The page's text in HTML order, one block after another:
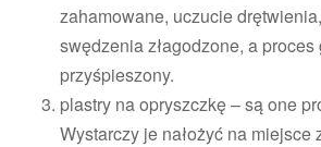
zahamowane, uczucie
swędzenia złagodzone, a
przyśpieszony.
plastry na opryszczkę – są one
Wystarczy je nałożyć na miejsce